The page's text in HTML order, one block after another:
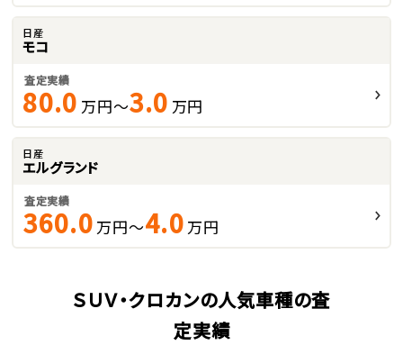
日産
モコ
査定実績
80.0 万円～3.0 万円
日産
エルグランド
査定実績
360.0 万円～4.0 万円
ＳＵＶ・クロカンの人気車種の査
定実績